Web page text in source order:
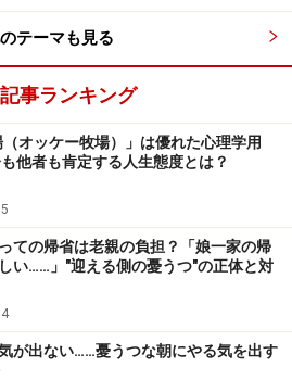
テーマも見る
事ランキング
（オッケー牧場）」は優れた心理学用
他者も肯定する人生態度とは？
ての帰省は老親の負担？「娘一家の帰
い……」"迎える側の憂うつ"の正体と対
が出ない……憂うつな朝にやる気を出す